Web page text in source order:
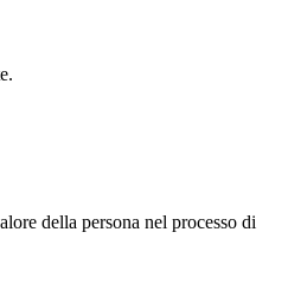
della persona nel processo di